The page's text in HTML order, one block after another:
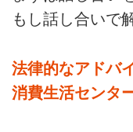
もし話し合いで
法律的なアドバ
消費生活センタ